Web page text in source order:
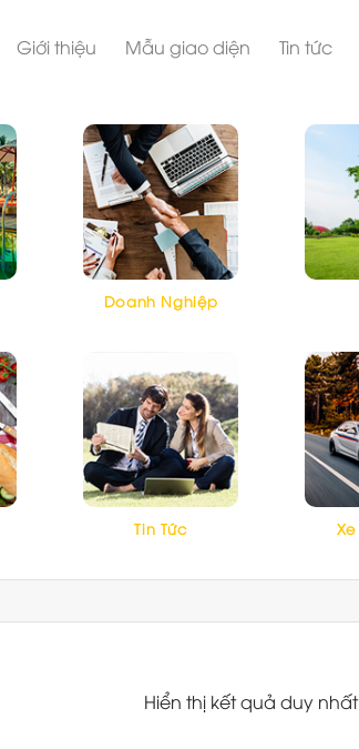
Giới thiệu Mẫu giao diện Tin tức
Doanh Nghiệp
Tin Tức
Hiển thị kết quả duy nhất